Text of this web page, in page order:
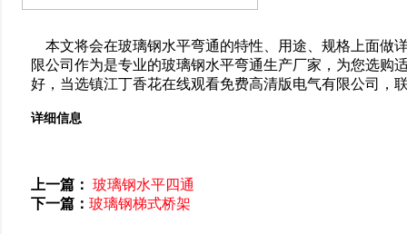
本文将会在玻璃钢水平弯通的特性、用途、规格上面做
限公司作为是专业的玻璃钢水平弯通生产厂家，为您选购
好，当选镇江丁香花在线观看免费高清版电气有限公司，
详细信息
上一篇： 玻璃钢水平四通
下一篇： 玻璃钢梯式桥架